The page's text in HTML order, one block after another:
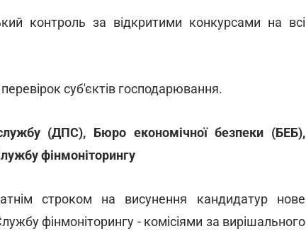
контроль за відкритими конкурсами на всі
суб'єктів господарювання.
(ДПС), Бюро економічної безпеки (БЕБ),
фінмоніторингу
строком на висунення кандидатур нове
фінмоніторингу - комісіями за вирішального